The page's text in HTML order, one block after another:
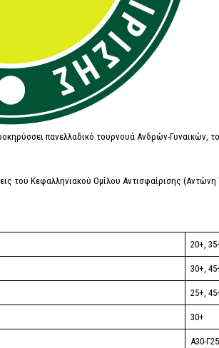
πανελλαδικό τουρνουά Ανδρών-Γυναικών,
του Κεφαλληνιακού Ομίλου Αντισφαίρισης
20+,
30+,
25+,
30+
Α30-